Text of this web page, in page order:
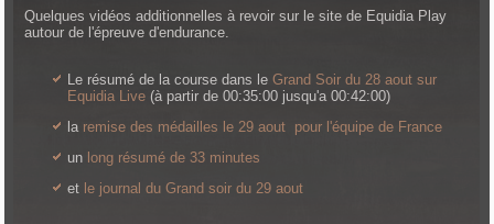
Quelques vidéos additionnelles à revoir sur le site de Equidia Play
autour de l'épreuve d'endurance.
Le résumé de la course dans leGrand Soir du 28 aout sur
Equidia Live (à partir de 00:35:00 jusqu'a 00:42:00)
la remise des médailles le 29 aout pour l'équipe de France
un long résumé de 33 minutes
et le journal du Grand soir du 29 aout